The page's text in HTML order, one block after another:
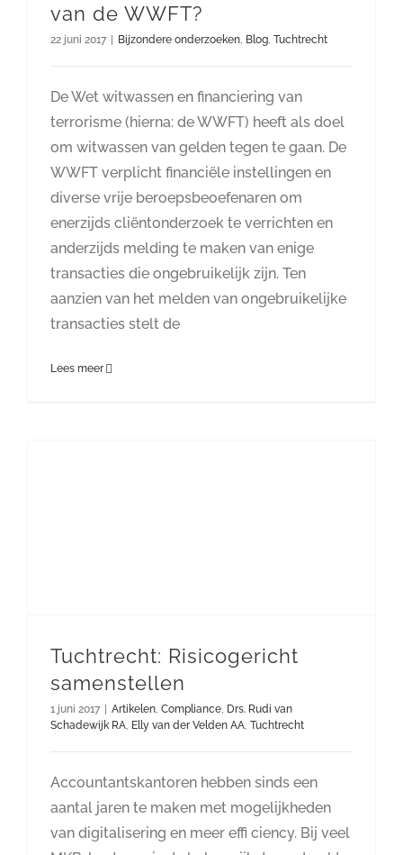
van de WWFT?
22 juni 2017 | Bijzondere onderzoeken, Blog, Tuchtrecht
De Wet witwassen en financiering van
terrorisme (hierna: de WWFT) heeft als doel
om witwassen van gelden tegen te gaan. De
WWFT verplicht financiële instellingen en
diverse vrije beroepsbeoefenaren om
enerzijds cliëntonderzoek te verrichten en
anderzijds melding te maken van enige
transacties die ongebruikelijk zijn. Ten
aanzien van het melden van ongebruikelijke
transacties stelt de
Lees meer
Tuchtrecht: Risicogericht
samenstellen
1 juni 2017 | Artikelen, Compliance, Drs. Rudi van
Schadewijk RA, Elly van der Velden AA, Tuchtrecht
Accountantskantoren hebben sinds een
aantal jaren te maken met mogelijkheden
van digitalisering en meer effi ciency. Bij veel